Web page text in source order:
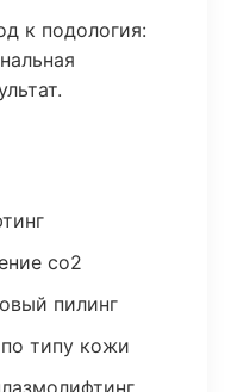
к подология:
co2
пилинг
типу кожи